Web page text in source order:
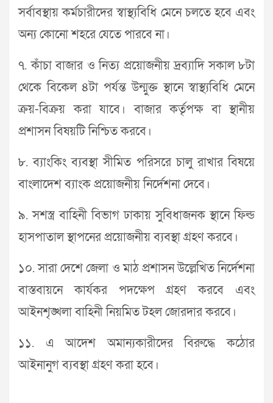
সর্বাবস্থায় কর্মচারীদের স্বাস্থ্যবিধি মেনে চলতে হবে এবং
অন্য কোনো শহরে যেতে পারবে না।
৭. কাঁচা বাজার ও নিত্য প্রয়োজনীয় দ্রব্যাদি সকাল ৮টা
থেকে বিকেল ৪টা পর্যন্ত উন্মুক্ত স্থানে স্বাস্থ্যবিধি মেনে
ক্রয়-বিক্রয় করা যাবে। বাজার কর্তৃপক্ষ বা স্থানীয়
প্রশাসন বিষয়টি নিশ্চিত করবে।
৮. ব্যাংকিং ব্যবস্থা সীমিত পরিসরে চালু রাখার বিষয়ে
বাংলাদেশ ব্যাংক প্রয়োজনীয় নির্দেশনা দেবে।
৯. সশস্ত্র বাহিনী বিভাগ ঢাকায় সুবিধাজনক স্থানে ফিল্ড
হাসপাতাল স্থাপনের প্রয়োজনীয় ব্যবস্থা গ্রহণ করবে।
১০. সারা দেশে জেলা ও মাঠ প্রশাসন উল্লেখিত নির্দেশনা
বাস্তবায়নে কার্যকর পদক্ষেপ গ্রহণ করবে এবং
আইনশৃঙ্খলা বাহিনী নিয়মিত টহল জোরদার করবে।
১১. এ আদেশ অমান্যকারীদের বিরুদ্ধে কঠোর
আইনানুগ ব্যবস্থা গ্রহণ করা হবে।